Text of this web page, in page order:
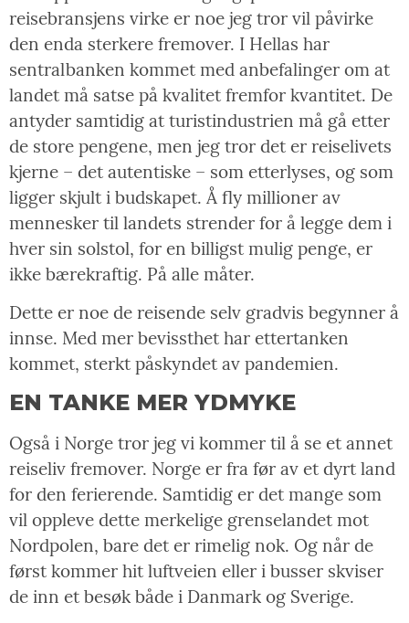
reisebransjens virke er noe jeg tror vil påvirke
den enda sterkere fremover. I Hellas har
sentralbanken kommet med anbefalinger om at
landet må satse på kvalitet fremfor kvantitet. De
antyder samtidig at turistindustrien må gå etter
de store pengene, men jeg tror det er reiselivets
kjerne – det autentiske – som etterlyses, og som
ligger skjult i budskapet. Å fly millioner av
mennesker til landets strender for å legge dem i
hver sin solstol, for en billigst mulig penge, er
ikke bærekraftig. På alle måter.
Dette er noe de reisende selv gradvis begynner å
innse. Med mer bevissthet har ettertanken
kommet, sterkt påskyndet av pandemien.
EN TANKE MER YDMYKE
Også i Norge tror jeg vi kommer til å se et annet
reiseliv fremover. Norge er fra før av et dyrt land
for den ferierende. Samtidig er det mange som
vil oppleve dette merkelige grenselandet mot
Nordpolen, bare det er rimelig nok. Og når de
først kommer hit luftveien eller i busser skviser
de inn et besøk både i Danmark og Sverige.